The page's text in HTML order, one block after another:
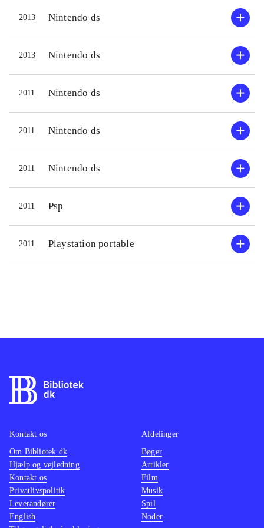
2013 Nintendo ds
2013 Nintendo ds
2011 Nintendo ds
2011 Nintendo ds
2011 Nintendo ds
2011 Psp
2011 Playstation portable
Kontakt os
Om Bibliotek.dk
Hjælp og vejledning
Kontakt os
Privatlivspolitik
Leverandører
English
Afdelinger
Bøger
Artikler
Film
Musik
Spil
Noder